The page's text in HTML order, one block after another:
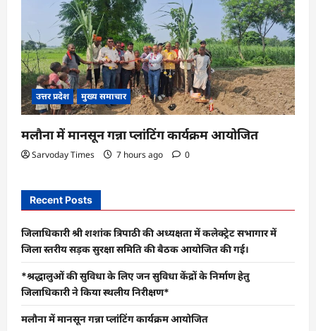
उत्तर प्रदेश मुख्य समाचार
मलौना में मानसून गन्ना प्लांटिंग कार्यक्रम आयोजित
Sarvoday Times 7 hours ago 0
Recent Posts
जिलाधिकारी श्री शशांक त्रिपाठी की अध्यक्षता में कलेक्ट्रेट सभागार में
जिला स्तरीय सड़क सुरक्षा समिति की बैठक आयोजित की गई।
*श्रद्धालुओं की सुविधा के लिए जन सुविधा केंद्रों के निर्माण हेतु
जिलाधिकारी ने किया स्थलीय निरीक्षण*
मलौना में मानसून गन्ना प्लांटिंग कार्यक्रम आयोजित